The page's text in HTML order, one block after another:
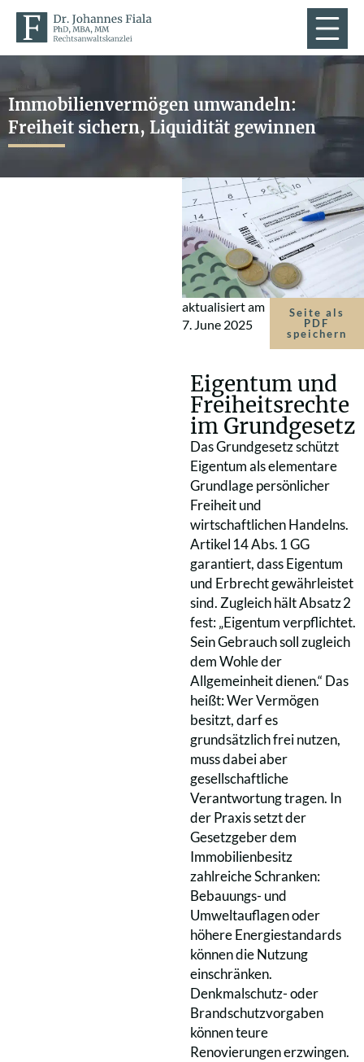
Immobilienvermögen umwandeln:
Freiheit sichern, Liquidität gewinnen
aktualisiert am
7. June 2025
Seite als
PDF
speichern
Eigentum und
Freiheitsrechte
im Grundgesetz
Das Grundgesetz schützt
Eigentum als elementare
Grundlage persönlicher
Freiheit und
wirtschaftlichen Handelns.
Artikel 14 Abs. 1 GG
garantiert, dass Eigentum
und Erbrecht gewährleistet
sind. Zugleich hält Absatz 2
fest: „Eigentum verpflichtet.
Sein Gebrauch soll zugleich
dem Wohle der
Allgemeinheit dienen.“ Das
heißt: Wer Vermögen
besitzt, darf es
grundsätzlich frei nutzen,
muss dabei aber
gesellschaftliche
Verantwortung tragen. In
der Praxis setzt der
Gesetzgeber dem
Immobilienbesitz
zahlreiche Schranken:
Bebauungs- und
Umweltauflagen oder
höhere Energiestandards
können die Nutzung
einschränken.
Denkmalschutz- oder
Brandschutzvorgaben
können teure
Renovierungen erzwingen.